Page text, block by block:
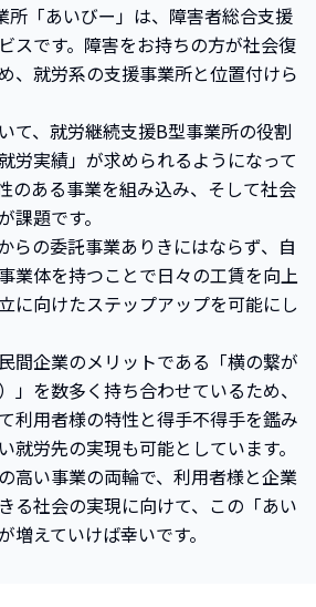
所「あいびー」は、障害者総合支援
スです。障害をお持ちの方が社会復
、就労系の支援事業所と位置付けら
て、就労継続支援B型事業所の役割
労実績」が求められるようになって
のある事業を組み込み、そして社会
課題です。
らの委託事業ありきにはならず、自
業体を持つことで日々の工賃を向上
に向けたステップアップを可能にし
間企業のメリットである「横の繋が
」を数多く持ち合わせているため、
利用者様の特性と得手不得手を鑑み
就労先の実現も可能としています。
高い事業の両輪で、利用者様と企業
る社会の実現に向けて、この「あい
増えていけば幸いです。